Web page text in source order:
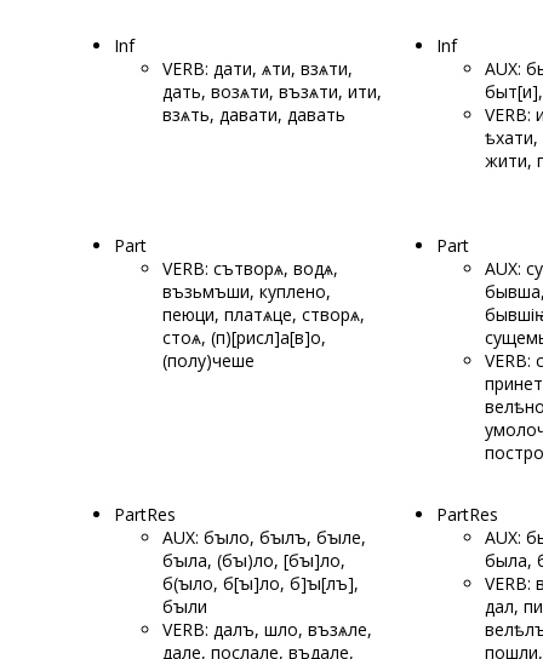
Inf
VERB: дати, ѧти, взѧти,
дать, возѧти, възѧти, ити,
взѧть, давати, давать
Inf
AUX:
VERB:
жити,
Part
VERB: сътворѧ, водѧ,
възьмъши, куплено,
пеюци, платѧце, створѧ,
стоѧ, (п)[рисл]а[в]о,
(полу)чеше
Part
AUX:
VERB:
PartRes
AUX: бꙑло, бꙑлъ, бꙑле,
бꙑла, (бꙑ)ло, [бꙑ]ло,
б(ꙑло, б[ꙑ]ло, б]ꙑ[лъ],
бꙑли
VERB: далъ, шло, възѧле,
дале, послале, въдале,
PartRes
AUX:
была,
VERB:
дал,